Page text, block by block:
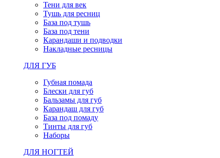
Тени для век
Тушь для ресниц
База под тушь
База под тени
Карандаши и подводки
Накладные ресницы
ДЛЯ ГУБ
Губная помада
Блески для губ
Бальзамы для губ
Карандаш для губ
База под помаду
Тинты для губ
Наборы
ДЛЯ НОГТЕЙ